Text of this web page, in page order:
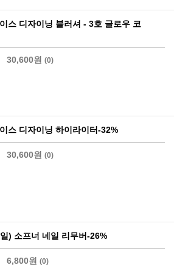
스 디자이닝 블러셔 - 3호 글로우 코
30,600원 (0)
스 디자이닝 하이라이터-32%
30,600원 (0)
) 소프너 네일 리무버-26%
6,800원 (0)